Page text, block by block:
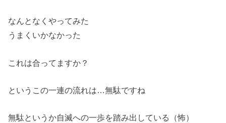
なんとなくやってみた
うまくいかなかった
これは合ってますか？
というこの一連の流れは…無駄ですね
無駄というか自滅への一歩を踏み出している（怖）